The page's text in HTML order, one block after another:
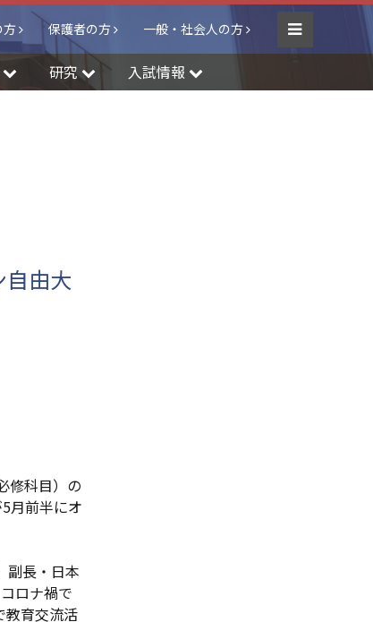
Menu
方 保護者の方 一般・社会人の方
研究 入試情報
自由大
修科目）の
月前半にオ
副長・日本
ロナ禍で
教育交流活